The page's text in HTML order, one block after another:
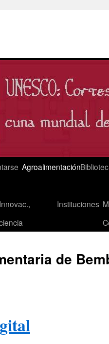
Agroalimentación
Innovac.,
Instituciones
de